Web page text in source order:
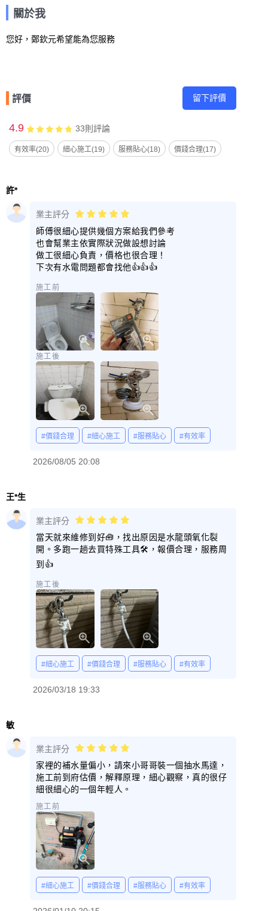
關於我
您好，鄭欽元希望能為您服務
評價 留下評價
4.9 33則評論
有效率(20) 細心施工(19) 服務貼心(18) 價錢合理(17)
許*
業主評分
師傅很細心提供幾個方案給我們參考
也會幫業主依實際狀況做設想討論
做工很細心負責，價格也很合理！
下次有水電問題都會找他👍👍👍
施工前
施工後
#價錢合理 #細心施工 #服務貼心 #有效率
2026/08/05 20:08
王*生
業主評分
當天就來維修到好🧰，找出原因是水龍頭氧化裂
開。多跑一趟去買特殊工具🛠️，報價合理，服務周
到👍
施工後
#細心施工 #價錢合理 #服務貼心 #有效率
2026/03/18 19:33
敏
業主評分
家裡的補水量偏小，請來小哥哥裝一個抽水馬達，
施工前到府估價，解釋原理，細心觀察，真的很仔
細很細心的一個年輕人。
施工前
#細心施工 #價錢合理 #服務貼心 #有效率